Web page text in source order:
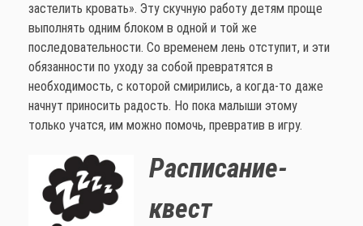
застелить кровать». Эту скучную работу детям проще
выполнять одним блоком в одной и той же
последовательности. Со временем лень отступит, и эти
обязанности по уходу за собой превратятся в
необходимость, с которой смирились, а когда-то даже
начнут приносить радость. Но пока малыши этому
только учатся, им можно помочь, превратив в игру.
Расписание-
квест